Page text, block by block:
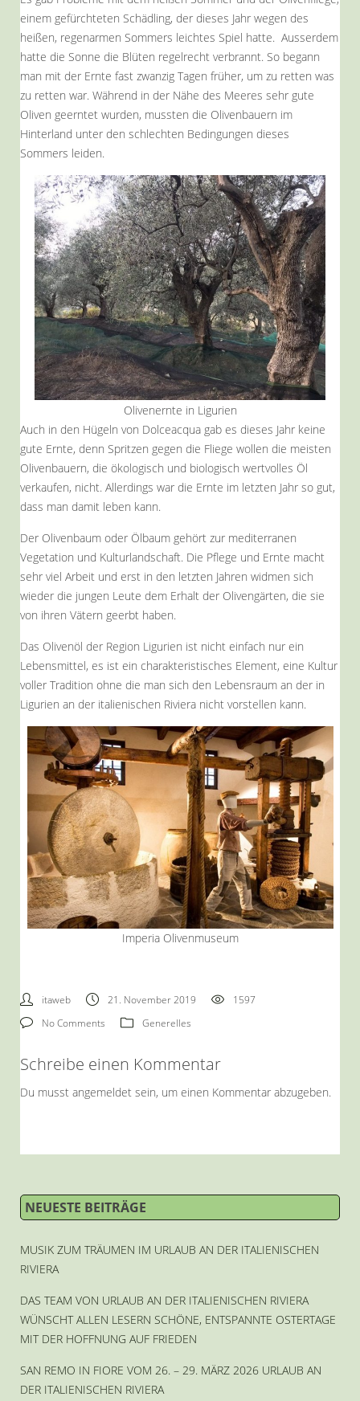
einem gefürchteten Schädling, der dieses Jahr wegen des
heißen, regenarmen Sommers leichtes Spiel hatte. Ausserdem
hatte die Sonne die Blüten regelrecht verbrannt. So begann
man mit der Ernte fast zwanzig Tagen früher, um zu retten was
zu retten war. Während in der Nähe des Meeres sehr gute
Oliven geerntet wurden, mussten die Olivenbauern im
Hinterland unter den schlechten Bedingungen dieses
Sommers leiden.
Olivenernte in Ligurien
Auch in den Hügeln von Dolceacqua gab es dieses Jahr keine
gute Ernte, denn Spritzen gegen die Fliege wollen die meisten
Olivenbauern, die ökologisch und biologisch wertvolles Öl
verkaufen, nicht. Allerdings war die Ernte im letzten Jahr so gut,
dass man damit leben kann.
Der Olivenbaum oder Ölbaum gehört zur mediterranen
Vegetation und Kulturlandschaft. Die Pflege und Ernte macht
sehr viel Arbeit und erst in den letzten Jahren widmen sich
wieder die jungen Leute dem Erhalt der Olivengärten, die sie
von ihren Vätern geerbt haben.
Das Olivenöl der Region Ligurien ist nicht einfach nur ein
Lebensmittel, es ist ein charakteristisches Element, eine Kultur
voller Tradition ohne die man sich den Lebensraum an der in
Ligurien an der italienischen Riviera nicht vorstellen kann.
Imperia Olivenmuseum
itaweb 21. November 2019
1597
No Comments
Generelles
Schreibe einen Kommentar
Du musst angemeldet sein, um einen Kommentar abzugeben.
NEUESTE BEITRÄGE
MUSIK ZUM TRÄUMEN IM URLAUB AN DER ITALIENISCHEN
RIVIERA
DAS TEAM VON URLAUB AN DER ITALIENISCHEN RIVIERA
WÜNSCHT ALLEN LESERN SCHÖNE, ENTSPANNTE OSTERTAGE
MIT DER HOFFNUNG AUF FRIEDEN
SAN REMO IN FIORE VOM 26. – 29. MÄRZ 2026 URLAUB AN
DER ITALIENISCHEN RIVIERA